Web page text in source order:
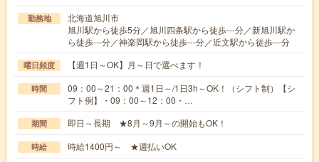
勤務地
北海道旭川市
旭川駅から徒歩5分／旭川四条駅から徒歩---分／新旭川駅か
ら徒歩---分／神楽岡駅から徒歩---分／近文駅から徒歩---分
曜日頻度 【週1日～OK】月～日で選べます！
時間
09：00～21：00＊週1日～/1日3h～OK！（シフト制）【シ
フト例】・09：00～12：00・…
期間 即日～長期 ★8月～9月～の開始もOK！
時給 時給1400円～ ★週払いOK